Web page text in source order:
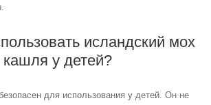
исландский мох
у детей?
для использования у детей. Он не